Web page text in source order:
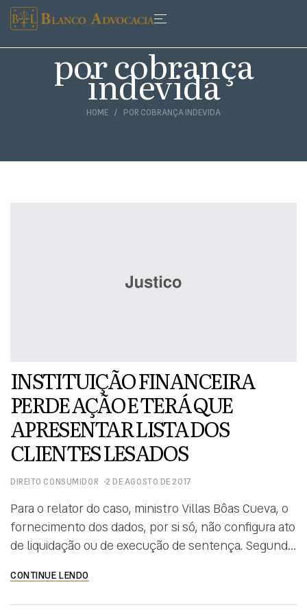
HOME POR COBRANÇA INDEVIDA
por cobrança
indevida
INSTITUIÇÃO FINANCEIRA
PERDE AÇÃO E TERÁ QUE
APRESENTAR LISTA DOS
CLIENTES LESADOS
DIREITO CONSUMIDOR 2 DE AGOSTO DE 2017
Para o relator do caso, ministro Villas Bôas Cueva, o
fornecimento dos dados, por si só, não configura ato
de liquidação ou de execução de sentença. Segundo
sentença demanda coletiva deva ser provocada
individualmente pelos próprios titulares, é possível
CONTINUE LENDO